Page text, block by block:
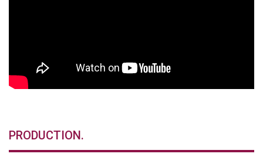
PRODUCTION.